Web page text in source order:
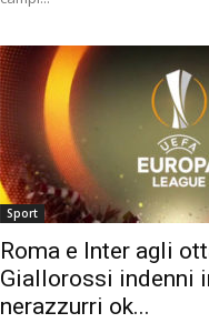
Sport
Roma e Inter agli
Giallorossi indenni
nerazzurri ok...